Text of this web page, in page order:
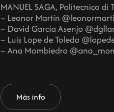
MANUEL SAGA, Politecnico di
– Leonor Martín
– David García Asenjo
– Luis Lope de Toledo
– Ana Mombiedro
Más info